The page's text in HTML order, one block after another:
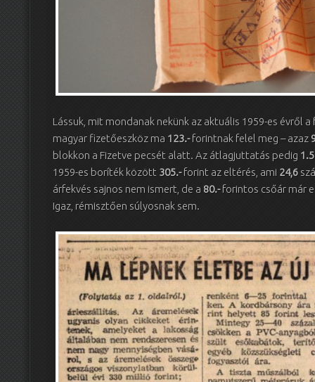
Lássuk, mit mondanak nekünk az aktuális 1959-es évről
magyar fizetőeszköz ma 123.-forintnak felel meg – azaz
blokkon a Fizetve pecsét alatt. Az átlagjuttatás pedig
1959-es boríték között 305.-forint az eltérés, ami 24,6
árfekvés sajnos nem ismert, de a 80.-forintos csőár már
Igaz, rémisztően súlyosnak sem.